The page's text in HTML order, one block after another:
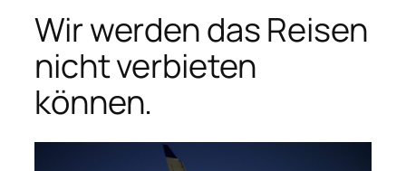
Wir werden das Reisen
nicht verbieten
können.